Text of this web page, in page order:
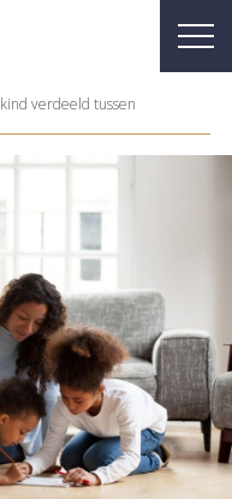
verdeeld tussen